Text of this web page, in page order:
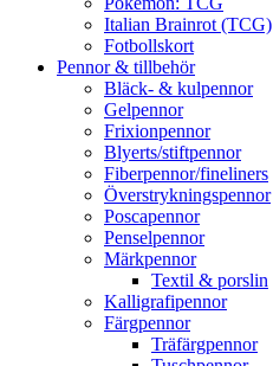
Italian Brainrot (TCG)
Fotbollskort
Pennor & tillbehör
Bläck- & kulpennor
Gelpennor
Frixionpennor
Blyerts/stiftpennor
Fiberpennor/fineliners
Överstrykningspennor
Poscapennor
Penselpennor
Märkpennor
Textil & porslin
Kalligrafipennor
Färgpennor
Träfärgpennor